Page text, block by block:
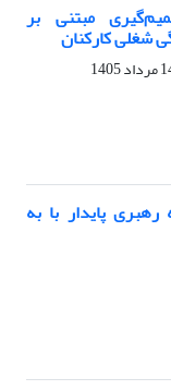
مبتنی بر
شغلی کارکنان
1405
رهبری پایدار با به